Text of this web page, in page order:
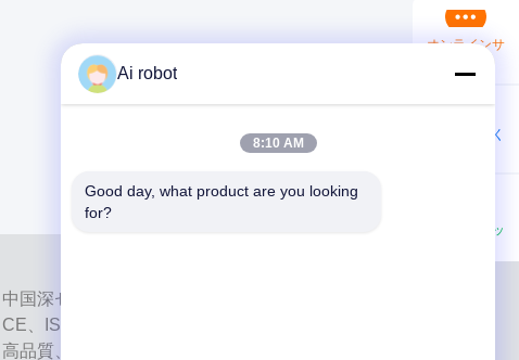
国深センのハイレベルなフルサービスのラボです。それ
、ISO、FDAの認証を取得し、最新の機械を備えた歯科
品質、短納期、専門的なサービスへの取り組みにより、
オンラインサ
今連絡してく
ワットスアッ
Ai robot
8:10 AM
Good day, what product are you looking
for?